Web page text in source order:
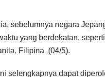
sebelumnya negara
yang berdekatan,
Filipina (04/5).
selengkapnya dapat